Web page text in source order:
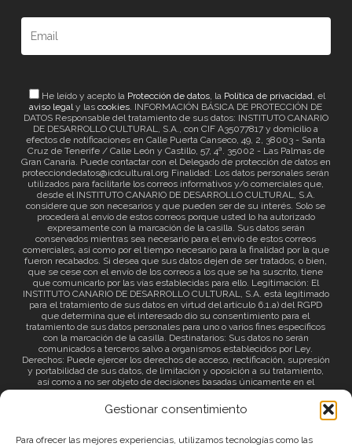
Gestionar consentimiento
Para ofrecer las mejores experiencias, utilizamos tecnologías como las
He leído y acepto la Protección de datos, la Política de privacidad, el
aviso legaly lascookies. INFORMACIÓN BÁSICA DE PROTECCIÓN DE
DATOS Responsable del tratamiento de sus datos: INSTITUTO CANARIO
DE DESARROLLO CULTURAL, S.A., con CIF A35077817 y domicilio a
efectos de notificaciones en Calle Puerta Canseco, 49, 2, 38003 - Santa
Cruz de Tenerife / Calle León y Castillo, 57, 4ª. 35002 - Las Palmas de
Gran Canaria. Puede contactar con el Delegado de protección de datos en
protecciondedatos@icdcultural.org Finalidad: Los datos personales serán
utilizados para facilitarle los correos informativos y/o comerciales que,
desde el INSTITUTO CANARIO DE DESARROLLO CULTURAL, S.A.
considere que son necesarios y que pueden ser de su interés. Solo se
procederá al envío de estos correos porque usted lo ha autorizado
expresamente con la marcación de la casilla. Sus datos serán
conservados mientras sea necesario para el envío de estos correos
comerciales, así como por el tiempo necesario para la finalidad por la que
fueron recabados. Si desea que sus datos dejen de ser tratados, o bien,
que se cese con el envío de los correos a los que se ha suscrito, tiene
que comunicarlo por las vías establecidas para ello. Legitimación: El
INSTITUTO CANARIO DE DESARROLLO CULTURAL, S.A. está legitimado
para el tratamiento de sus datos en virtud del artículo 6.1.a) del RGPD
que determina que el interesado dio su consentimiento para el
tratamiento de sus datos personales para uno o varios fines específicos
con la marcación de la casilla. Destinatarios: Sus datos no serán
comunicados a terceros salvo a organismos establecidos por Ley.
Derechos: Puede ejercer los derechos de acceso, rectificación, supresión
y portabilidad de sus datos, de limitación y oposición a su tratamiento,
así como a no ser objeto de decisiones basadas únicamente en el
tratamiento automatizado de sus datos y revocar el consentimiento
prestado. Información adicional: Puede consultar la información adicional
a través del siguienteenlace.